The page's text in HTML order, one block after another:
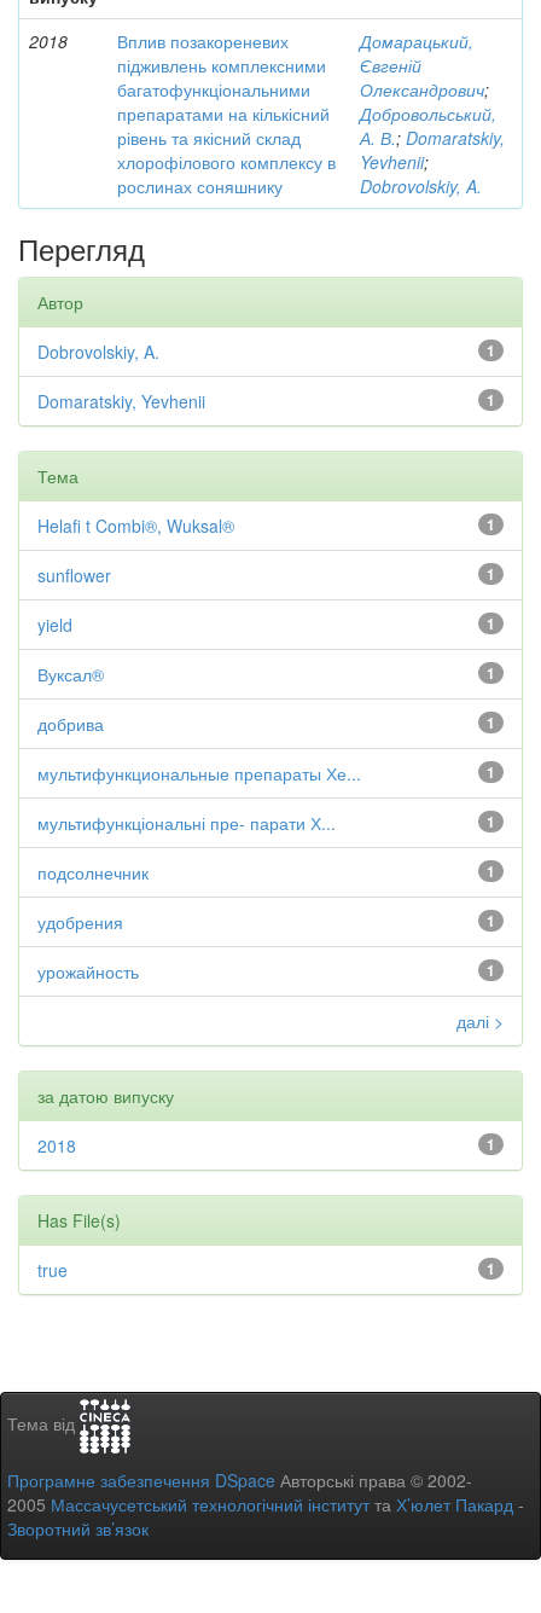
2018
Вплив позакореневих
підживлень комплексними
багатофункціональними
препаратами на кількісний
рівень та якісний склад
хлорофілового комплексу в
рослинах соняшнику
Домарацький,
Євгеній
Олександрович;
Добровольський,
А. В.; Domaratskiy,
Yevhenii;
Dobrovolskiy, A.
Перегляд
Автор
1
Dobrovolskiy, A.
1
Domaratskiy, Yevhenii
Тема
1
Helafi t Combi®, Wuksal®
1
sunflower
1
yield
1
Вуксал®
1
добрива
1
мультифункциональные препараты Хе...
1
мультифункціональні пре- парати Х...
1
подсолнечник
1
удобрения
1
урожайность
далі >
за датою випуску
1
2018
Has File(s)
1
true
Тема від
Програмне забезпечення DSpace Авторські права © 2002-
2005 Массачусетський технологічний інститутта Х’юлет Пакард -
Зворотний зв’язок